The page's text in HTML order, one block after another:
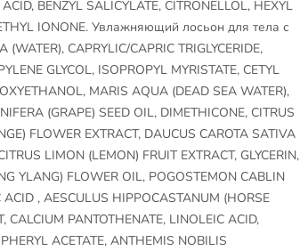
BENZYL SALICYLATE, CITRONELLOL, HEXYL
IONONE. Увлажняющий лосьон для тела с
CAPRYLIC/CAPRIC TRIGLYCERIDE,
GLYCOL, ISOPROPYL MYRISTATE, CETYL
MARIS AQUA (DEAD SEA WATER),
(GRAPE) SEED OIL, DIMETHICONE, CITRUS
FLOWER EXTRACT, DAUCUS CAROTA SATIVA
LIMON (LEMON) FRUIT EXTRACT, GLYCERIN,
YLANG) FLOWER OIL, POGOSTEMON CABLIN
ACID , AESCULUS HIPPOCASTANUM (HORSE
CALCIUM PANTOTHENATE, LINOLEIC ACID,
ACETATE, ANTHEMIS NOBILIS